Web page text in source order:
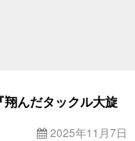
翔んだタックル大旋
2025年11月7日